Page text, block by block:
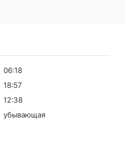
06:18
18:57
12:38
убывающая